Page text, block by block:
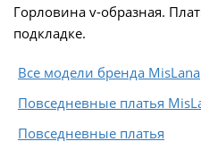
Горловина v-образная.
подкладке.
Все модели бренда MisLana
Повседневные платья
Повседневные платья